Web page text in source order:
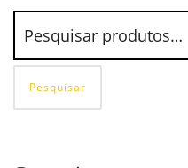
Pesquisar